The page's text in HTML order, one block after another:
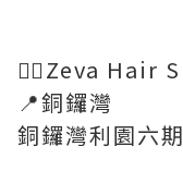
💆‍♀️Zeva Hair
📍銅鑼灣
銅鑼灣利園六